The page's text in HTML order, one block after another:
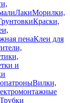
ЛакиМорилки,
Краски,
пенаКлеи для
и
Вилки,
Трубки